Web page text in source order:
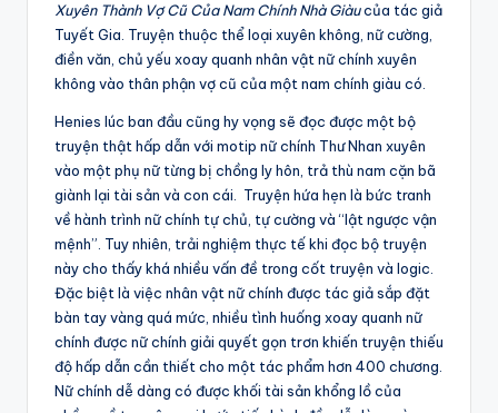
Xuyên Thành Vợ Cũ Của Nam Chính Nhà Giàucủa tác giả
Tuyết Gia. Truyện thuộc thể loại xuyên không, nữ cường,
điền văn, chủ yếu xoay quanh nhân vật nữ chính xuyên
không vào thân phận vợ cũ của một nam chính giàu có.
Henies lúc ban đầu cũng hy vọng sẽ đọc được một bộ
truyện thật hấp dẫn với motip nữ chính Thư Nhan xuyên
vào một phụ nữ từng bị chồng ly hôn, trả thù nam cặn bã
giành lại tài sản và con cái. Truyện hứa hẹn là bức tranh
về hành trình nữ chính tự chủ, tự cường và “lật ngược vận
mệnh”. Tuy nhiên, trải nghiệm thực tế khi đọc bộ truyện
này cho thấy khá nhiều vấn đề trong cốt truyện và logic.
Đặc biệt là việc nhân vật nữ chính được tác giả sắp đặt
bàn tay vàng quá mức, nhiều tình huống xoay quanh nữ
chính được nữ chính giải quyết gọn trơn khiến truyện thiếu
độ hấp dẫn cần thiết cho một tác phẩm hơn 400 chương.
Nữ chính dễ dàng có được khối tài sản khổng lồ của